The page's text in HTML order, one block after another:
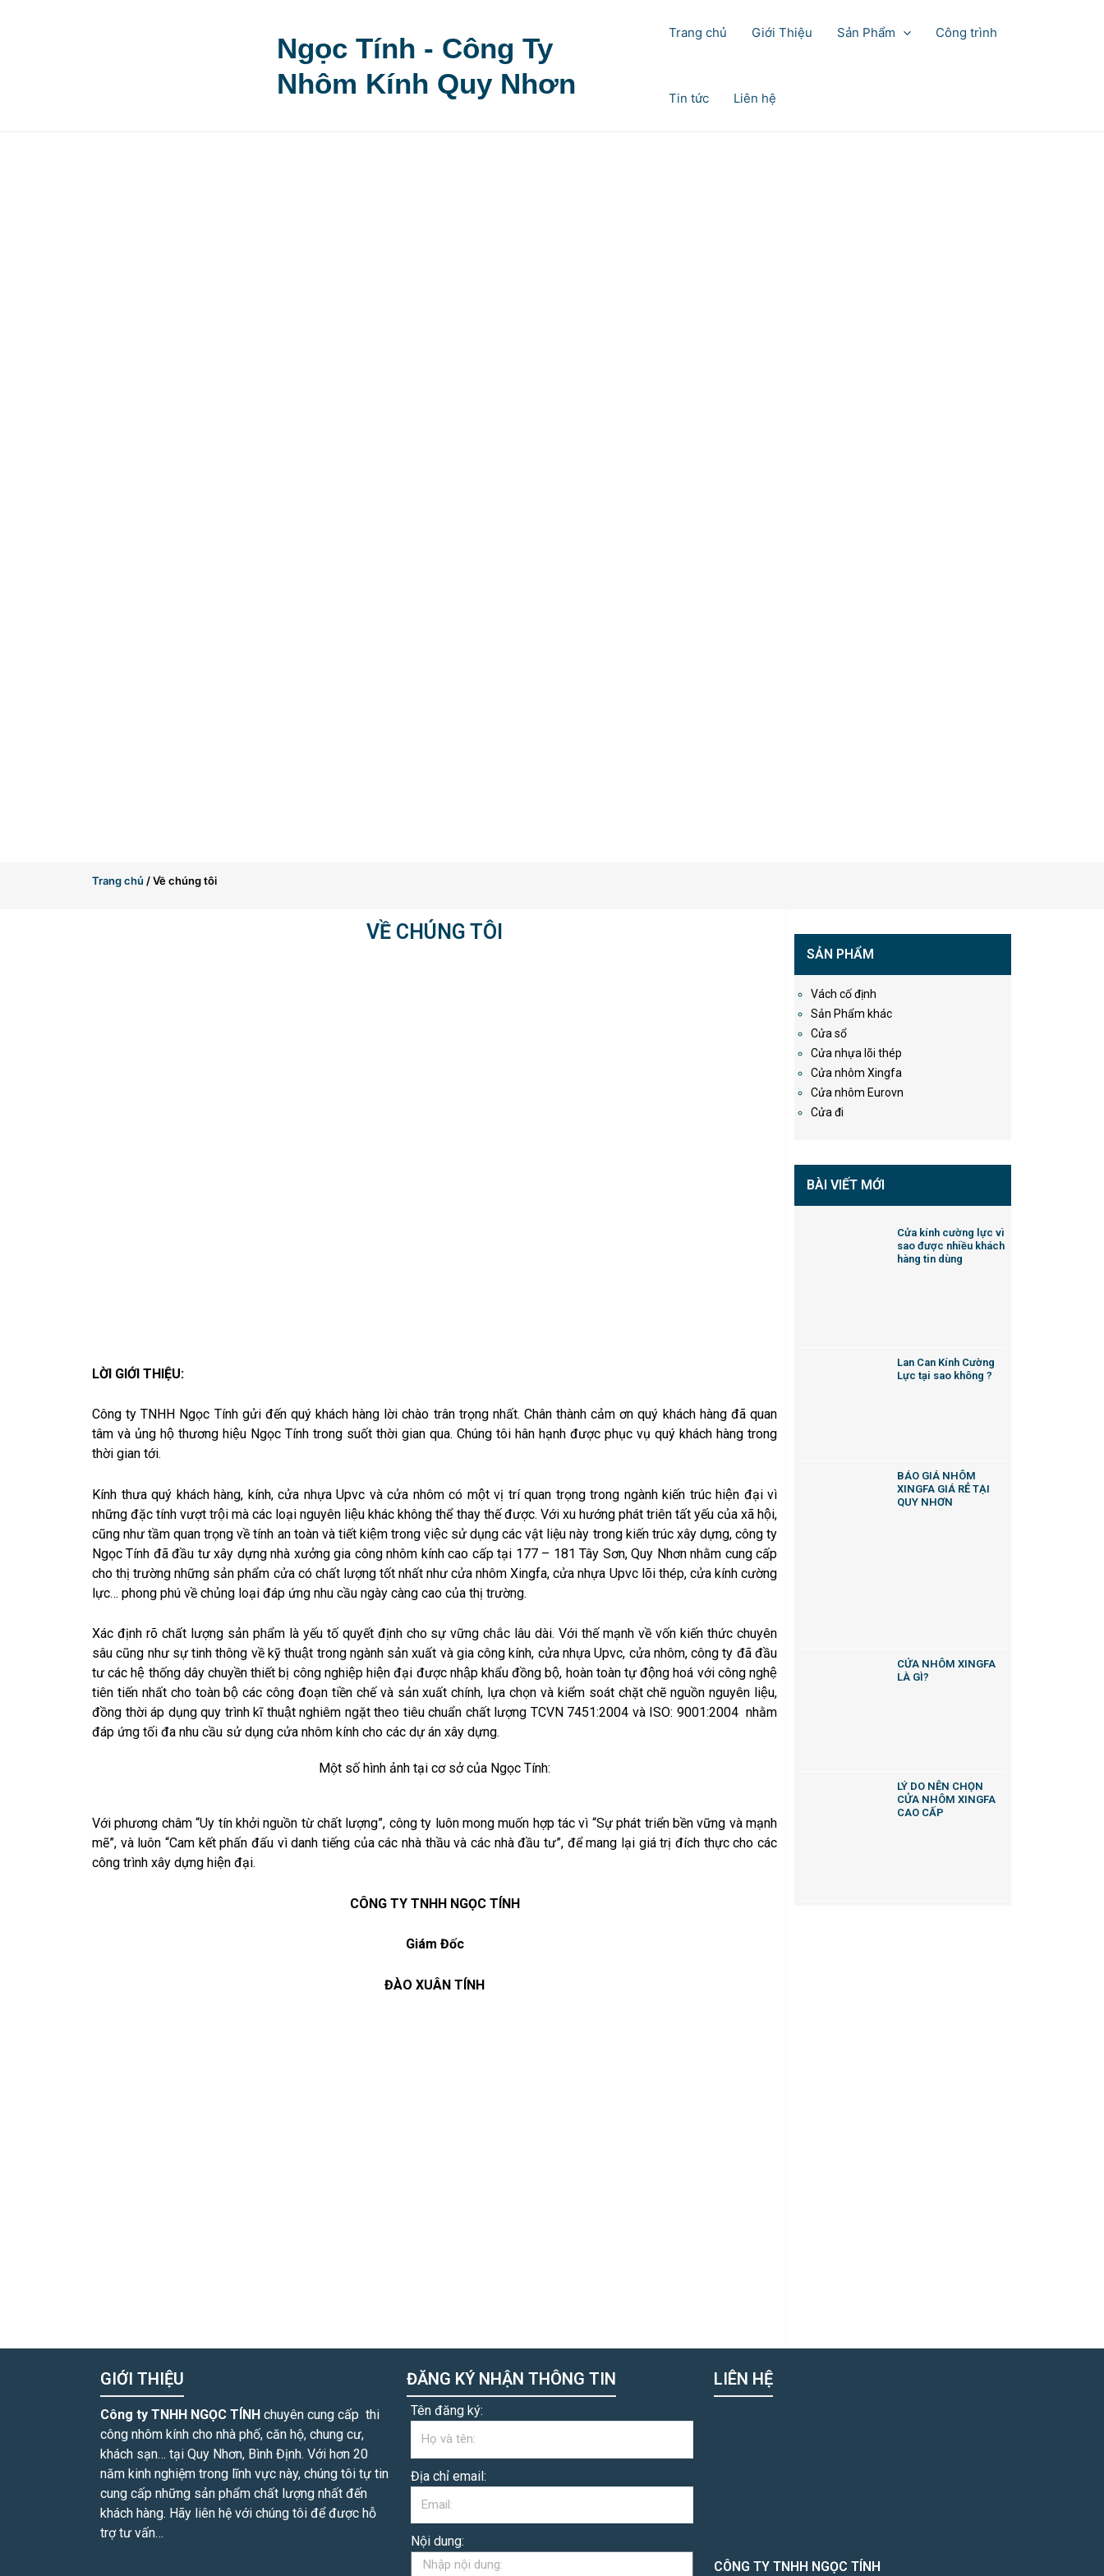
Ngọc Tính - Công Ty
Nhôm Kính Quy Nhơn
Trang chủ Giới Thiệu Sản Phẩm Công trình
Tin tức Liên hệ
Trang chủ / Về chúng tôi
VỀ CHÚNG TÔI
LỜI GIỚI THIỆU:
Công ty TNHH Ngọc Tính gửi đến quý khách hàng lời chào trân trọng nhất. Chân thành cảm ơn quý khách hàng đã quan
tâm và ủng hộ thương hiệu Ngọc Tính trong suốt thời gian qua. Chúng tôi hân hạnh được phục vụ quý khách hàng trong
thời gian tới.
Kính thưa quý khách hàng, kính, cửa nhựa Upvc và cửa nhôm có một vị trí quan trọng trong ngành kiến trúc hiện đại vì
những đặc tính vượt trội mà các loại nguyên liệu khác không thể thay thế được. Với xu hướng phát triên tất yếu của xã hội,
cũng như tầm quan trọng về tính an toàn và tiết kiệm trong việc sử dụng các vật liệu này trong kiến trúc xây dựng, công ty
Ngọc Tính đã đầu tư xây dựng nhà xưởng gia công nhôm kính cao cấp tại 177 – 181 Tây Sơn, Quy Nhơn nhằm cung cấp
cho thị trường những sản phẩm cửa có chất lượng tốt nhất như cửa nhôm Xingfa, cửa nhựa Upvc lõi thép, cửa kính cường
lực… phong phú về chủng loại đáp ứng nhu cầu ngày càng cao của thị trường.
Xác định rõ chất lượng sản phẩm là yếu tố quyết định cho sự vững chắc lâu dài. Với thế mạnh về vốn kiến thức chuyên
sâu cũng như sự tinh thông về kỹ thuật trong ngành sản xuất và gia công kính, cửa nhựa Upvc, cửa nhôm, công ty đã đầu
tư các hệ thống dây chuyền thiết bị công nghiệp hiện đại được nhập khẩu đồng bộ, hoàn toàn tự động hoá với công nghệ
tiên tiến nhất cho toàn bộ các công đoạn tiền chế và sản xuất chính, lựa chọn và kiểm soát chặt chẽ nguồn nguyên liệu,
đồng thời áp dụng quy trình kĩ thuật nghiêm ngặt theo tiêu chuẩn chất lượng TCVN 7451:2004 và ISO: 9001:2004 nhằm
đáp ứng tối đa nhu cầu sử dụng cửa nhôm kính cho các dự án xây dựng.
Một số hình ảnh tại cơ sở của Ngọc Tính:
Với phương châm “Uy tín khởi nguồn từ chất lượng”, công ty luôn mong muốn hợp tác vì “Sự phát triển bền vững và mạnh
mẽ”, và luôn “Cam kết phấn đấu vì danh tiếng của các nhà thầu và các nhà đầu tư”, để mang lại giá trị đích thực cho các
công trình xây dựng hiện đại.
CÔNG TY TNHH NGỌC TÍNH
Giám Đốc
ĐÀO XUÂN TÍNH
SẢN PHẨM
Vách cố định
Sản Phẩm khác
Cửa sổ
Cửa nhựa lõi thép
Cửa nhôm Xingfa
Cửa nhôm Eurovn
Cửa đi
BÀI VIẾT MỚI
Cửa kính cường lực vì
sao được nhiều khách
hàng tin dùng
Lan Can Kính Cường
Lực tại sao không ?
BÁO GIÁ NHÔM
XINGFA GIÁ RẺ TẠI
QUY NHƠN
CỬA NHÔM XINGFA
LÀ GÌ?
LÝ DO NÊN CHỌN
CỬA NHÔM XINGFA
CAO CẤP
GIỚI THIỆU
Công ty TNHH NGỌC TÍNH chuyên cung cấp thi
công nhôm kính cho nhà phố, căn hộ, chung cư,
khách sạn… tại Quy Nhơn, Bình Định. Với hơn 20
năm kinh nghiệm trong lĩnh vực này, chúng tôi tự tin
cung cấp những sản phẩm chất lượng nhất đến
khách hàng. Hãy liên hệ với chúng tôi để được hỗ
trợ tư vấn…
ĐĂNG KÝ NHẬN THÔNG TIN
Tên đăng ký:
Địa chỉ email:
Nội dung:
LIÊN HỆ
CÔNG TY TNHH NGỌC TÍNH